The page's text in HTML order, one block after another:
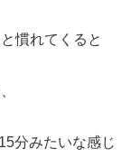
慣れてくると
分みたいな感じ